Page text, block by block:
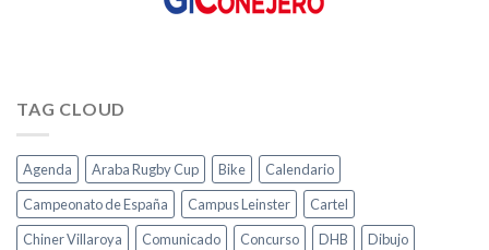
TAG CLOUD
Agenda Araba Rugby Cup Bike
Calendario
Campeonato de España
Campus Leinster
Cartel
Chiner Villaroya
Comunicado Concurso DHB
Dibujo